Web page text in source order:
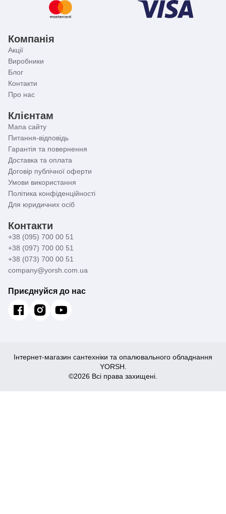
Компанія
Акції
Виробники
Блог
Контакти
Про нас
Клієнтам
Мапа сайту
Питання-відповідь
Гарантія та повернення
Доставка та оплата
Договір публічної оферти
Умови використання
Політика конфіденційності
Для юридичних осіб
Контакти
+38 (095) 700 00 51
+38 (097) 700 00 51
+38 (073) 700 00 51
company@yorsh.com.ua
Приєднуйся до нас
Інтернет-магазин сантехніки та опалювального обладнання
YORSH.
©2026 Всі права захищені.